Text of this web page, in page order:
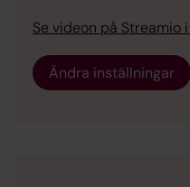
Se videon på Streamio
Ändra inställningar